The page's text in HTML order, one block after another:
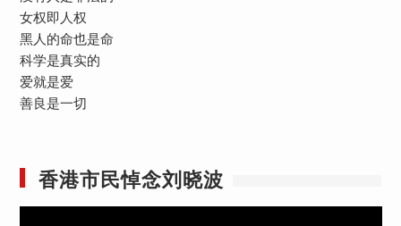
女权即人权
黑人的命也是命
科学是真实的
爱就是爱
善良是一切
香港市民悼念刘晓波